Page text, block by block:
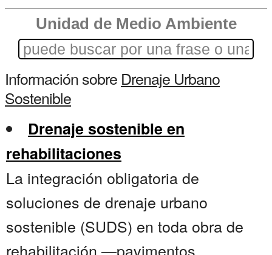
Unidad de Medio Ambiente
Información sobre Drenaje Urbano
Sostenible
Drenaje sostenible en
rehabilitaciones
La integración obligatoria de
soluciones de drenaje urbano
sostenible (SUDS) en toda obra de
rehabilitación —pavimentos